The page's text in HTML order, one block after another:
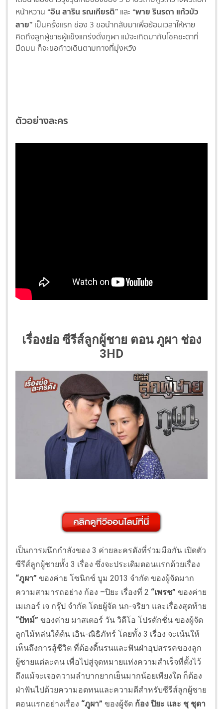
หน้าหวาน “อิน สาริน รณเกียรติ” และ “พาย รินรดา แก้วบัว
สาย” เป็นครั้งแรก ช่อง 3 ขอนำกลับมาเพื่อย้อนเวลาให้หาย
คิดถึงลูกผู้ชายผู้แข็งแกร่งดั่งภูผา แม้จะเกิดมากับโชคชะตาที่
มืดมน ก็จะขอก้าวเดินตามทางที่มุ่งหวัง
ตัวอย่างละคร
เรื่องย่อ ซีรีส์ลูกผู้ชาย ตอน ภูผา ช่อง
3HD
เป็นการผนึกกำลังของ 3 ค่ายละครดังที่ร่วมมือกัน เปิดตัว
ซีรีส์ลูกผู้ชายทั้ง 3 เรื่อง ซึ่งจะประเดิมตอนแรกด้วยเรื่อง
“ภูผา” ของค่าย โซนิกซ์ บูม 2013 จำกัด ของผู้จัดมาก
ความสามารถอย่าง ก้อง –ปิยะ เรื่องที่ 2 “เพรช” ของค่าย
เมเกอร์ เจ กรุ๊ป จำกัด โดยผู้จัด นก-จริยา และเรื่องสุดท้าย
“ปัทม์” ของค่าย มาสเตอร์ วัน วิดีโอ โปรดักชั่น ของผู้จัด
ลูกไม้หล่นใต้ต้น เอิน-ณิธิภัทร์ โดยทั้ง 3 เรื่อง จะเน้นให้
เห็นถึงการสู้ชีวิต ที่ต้องดิ้นรนและฟันฝ่าอุปสรรคของลูก
ผู้ชายแต่ละคน เพื่อไปสู่จุดหมายแห่งความสำเร็จที่ตั้งไว้
ถึงแม้จะเจอความลำบากยากเย็นมากน้อยเพียงใด ก็ต้อง
ฝ่าฟันไปด้วยความอดทนและความดีสำหรับซีรีส์ลูกผู้ชาย
ตอนแรกอย่างเรื่อง “ภูผา” ของผู้จัด ก้อง ปิยะ และ ชุ ชุดา